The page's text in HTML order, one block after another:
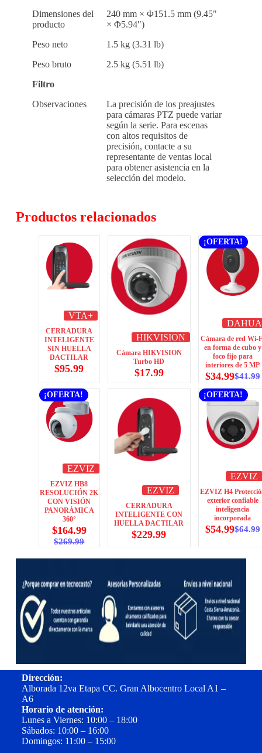
Dimensiones del
producto
240 mm × Φ151.5 mm (9.45"
× Φ5.94")
Peso neto
1.5 kg (3.31 lb)
Peso bruto
2.5 kg (5.51 lb)
Filtro
Observaciones
La precisión de los preajustes
para cámaras PTZ puede variar
según la serie. Para escenas
con altos requisitos de
precisión, contacte a su
representante de ventas local
para obtener asistencia en la
selección del modelo.
Productos relacionados
VTA+
CERRADURA
INTELIGENTE
SIN HUELLA
DACTILAR
$95.99
HIKVISION
Cámara HIKVISION
Turbo HD
$17.99
¡OFERTA!
DAHUA
Cámara de red Wi-
en forma de cubo y
foco fijo para
interiores de 5 MP
$41.99
$34.99
¡OFERTA!
EZVIZ
EZVIZ HB8
RESOLUCIÓN 2K
CON VISIÓN
PANORÁMICA
360°
$269.99
$164.99
EZVIZ
CERRADURA
INTELIGENTE CON
HUELLA DACTILAR
$229.99
¡OFERTA!
EZVIZ
EZVIZ H4
exterior confiable
inteligencia
incorporada
$64.99
$54.99
Dirección:
Alborada 12va Etapa CC. Gran Albocentro Local A1 –
A6
Horario de atención:
Lunes a Viernes: 10:00 – 18:00
Sábados: 10:00 – 16:00
Domingos: 11:00 – 15:00